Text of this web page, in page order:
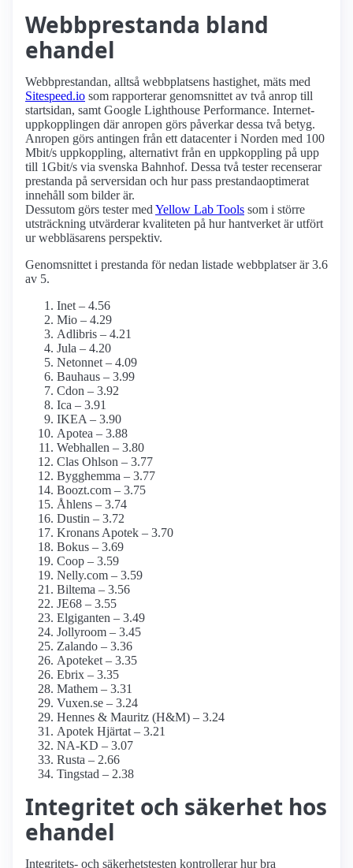
Webbprestanda bland
ehandel
Webbprestandan, alltså webbplatsens hastighet, mäts med
Sitespeed.io som rapporterar genomsnittet av två anrop till
startsidan, samt Google Lighthouse Performance. Internet­
uppkopplingen där anropen görs påverkar dessa två betyg.
Anropen görs antingen från ett datacenter i Norden med 100
Mbit/s uppkoppling, alternativt från en uppkoppling på upp
till 1Gbit/s via svenska Bahnhof. Dessa två tester recenserar
prestanda på serversidan och hur pass prestanda­optimerat
innehåll som bilder är.
Dessutom görs tester med Yellow Lab Tools som i större
utsträckning utvärderar kvaliteten på hur hantverket är utfört
ur webbläsarens perspektiv.
Genomsnittet i prestanda för nedan listade webbplatser är 3.6
av 5.
Inet – 4.56
Mio – 4.29
Adlibris – 4.21
Jula – 4.20
Netonnet – 4.09
Bauhaus – 3.99
Cdon – 3.92
Ica – 3.91
IKEA – 3.90
Apotea – 3.88
Webhallen – 3.80
Clas Ohlson – 3.77
Bygghemma – 3.77
Boozt.com – 3.75
Åhlens – 3.74
Dustin – 3.72
Kronans Apotek – 3.70
Bokus – 3.69
Coop – 3.59
Nelly.com – 3.59
Biltema – 3.56
JE68 – 3.55
Elgiganten – 3.49
Jollyroom – 3.45
Zalando – 3.36
Apoteket – 3.35
Ebrix – 3.35
Mathem – 3.31
Vuxen.se – 3.24
Hennes & Mauritz (H&M) – 3.24
Apotek Hjärtat – 3.21
NA-KD – 3.07
Rusta – 2.66
Tingstad – 2.38
Integritet och säkerhet hos
ehandel
Integritets- och säkerhetstesten kontrollerar hur bra